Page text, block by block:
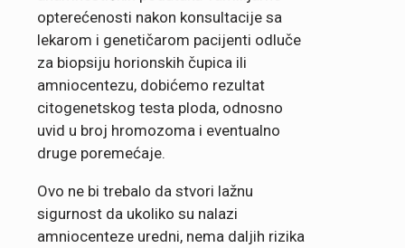
opterećenosti nakon konsultacije sa
lekarom i genetičarom pacijenti odluče
za biopsiju horionskih čupica ili
amniocentezu, dobićemo rezultat
citogenetskog testa ploda, odnosno
uvid u broj hromozoma i eventualno
druge poremećaje.
Ovo ne bi trebalo da stvori lažnu
sigurnost da ukoliko su nalazi
amniocenteze uredni, nema daljih rizika